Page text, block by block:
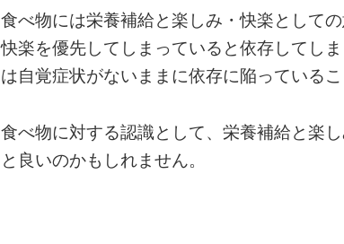
食べ物には栄養補給と楽しみ・快楽として
快楽を優先してしまっていると依存してし
は自覚症状がないままに依存に陥っているこ
食べ物に対する認識として、栄養補給と楽
と良いのかもしれません。